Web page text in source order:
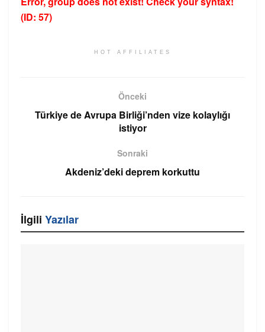
(ID: 57)
HOT AFFILIATES
Önceki
Türkiye de Avrupa Birliği’nden vize kolaylığı
istiyor
Sonraki
Akdeniz’deki deprem korkuttu
İlgili Yazılar